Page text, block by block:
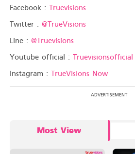
Facebook : Truevisions
Twitter : @TrueVisions
Line : @Truevisions
Youtube official : Truevisionsofficial
Instagram : TrueVisions Now
Most View